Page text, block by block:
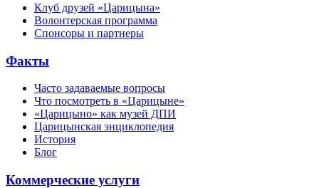
Клуб друзей «Царицына»
Волонтерская программа
Спонсоры и партнеры
Факты
Часто задаваемые вопросы
Что посмотреть в «Царицыне»
«Царицыно» как музей ДПИ
Царицынская энциклопедия
История
Блог
Коммерческие услуги